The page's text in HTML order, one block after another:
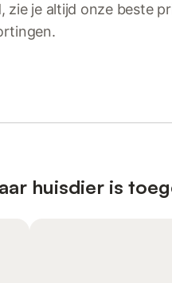
zie je altijd onze beste
huisdier is